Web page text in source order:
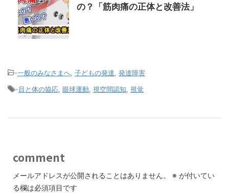
の？「筋肉痛の正体と改善法」
-一般のみなさまへ 子どもの発達 発達障害
-目と体の協応 眼球運動 視空間認知 視覚
comment
メールアドレスが公開されることはありません。 ※ が付いてい
る欄は必須項目です